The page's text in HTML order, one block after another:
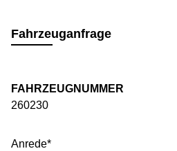
Fahrzeuganfrage
FAHRZEUGNUMMER
260230
Anrede